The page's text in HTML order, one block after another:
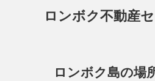
ロンボク不動産
ロンボク島の場